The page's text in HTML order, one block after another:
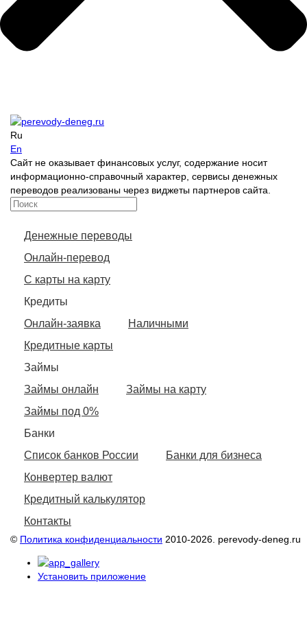
Ru
En
Сайт не оказывает финансовых услуг, содержание носит
информационно-справочный характер, сервисы денежных
переводов реализованы через виджеты партнеров сайта.
Денежные переводы
Онлайн-перевод
С карты на карту
Кредиты
Онлайн-заявка
Наличными
Кредитные карты
Займы
Займы онлайн
Займы на карту
Займы под 0%
Банки
Список банков России
Банки для бизнеса
Конвертер валют
Кредитный калькулятор
Контакты
© Политика конфиденциальности 2010-2026. perevody-deneg.ru
Установить приложение